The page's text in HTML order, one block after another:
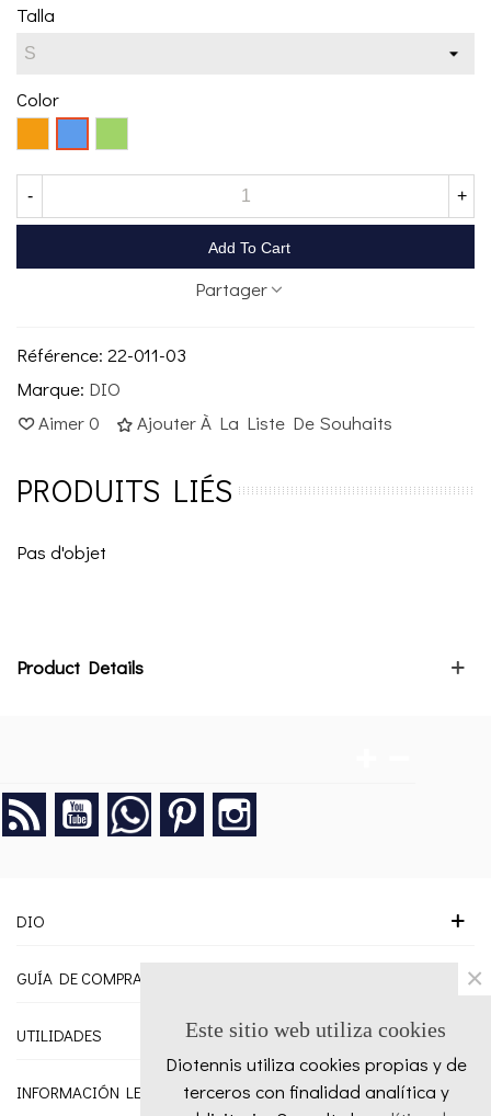
Talla
Color
- +
Add To Cart
Partager
Référence: 22-011-03
Marque: DIO
Aimer0 Ajouter À La Liste De Souhaits
PRODUITS LIÉS
Pas d'objet
Product Details
Rss YouTubeGoogle +Pinterest
DIO
GUÍA DE COMPRA
UTILIDADES
INFORMACIÓN LEGAL
Este sitio web utiliza cookies
Diotennis utiliza cookies propias y de
terceros con finalidad analítica y
×